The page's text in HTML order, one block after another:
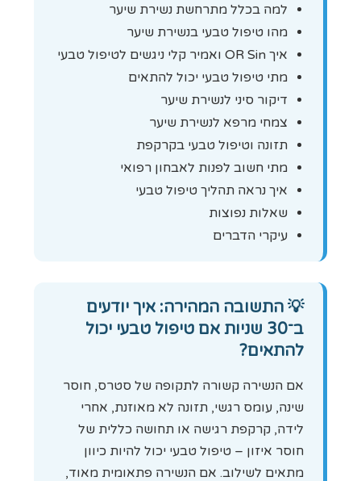
למה בכלל מתרחשת נשירת שיער
מהו טיפול טבעי בנשירת שיער
איך OR Sin ואמיר קלי ניגשים לטיפול טבעי
מתי טיפול טבעי יכול להתאים
דיקור סיני לנשירת שיער
צמחי מרפא לנשירת שיער
תזונה וטיפול טבעי בקרקפת
מתי חשוב לפנות לאבחון רפואי
איך נראה תהליך טיפול טבעי
שאלות נפוצות
עיקרי הדברים
💡התשובה המהירה: איך יודעים
ב־30 שניות אם טיפול טבעי יכול
להתאים?
אם הנשירה קשורה לתקופה של סטרס, חוסר
שינה, עומס רגשי, תזונה לא מאוזנת, אחרי
לידה, קרקפת רגישה או תחושה כללית של
חוסר איזון – טיפול טבעי יכול להיות כיוון
מתאים לשילוב. אם הנשירה פתאומית מאוד,